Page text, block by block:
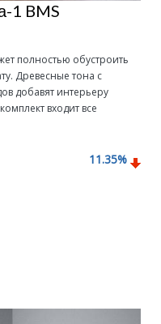
1 BMS
полностью обустроить
Древесные тона с
добавят интерьеру
входит все
11.35%